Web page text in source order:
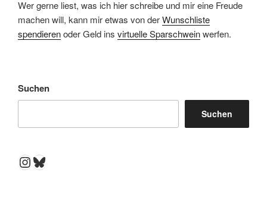
Wer gerne liest, was ich hier schreibe und mir eine Freude
machen will, kann mir etwas von derWunschliste
spendierenoder Geld ins virtuelle Sparschweinwerfen.
Suchen
Suchen
Instagram
Bluesky